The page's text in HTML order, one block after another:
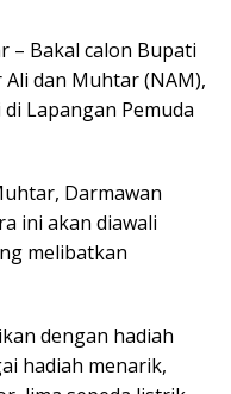
– Bakal calon Bupati
dan Muhtar (NAM),
Lapangan Pemuda
Darmawan
ini akan diawali
melibatkan
dengan hadiah
hadiah menarik,